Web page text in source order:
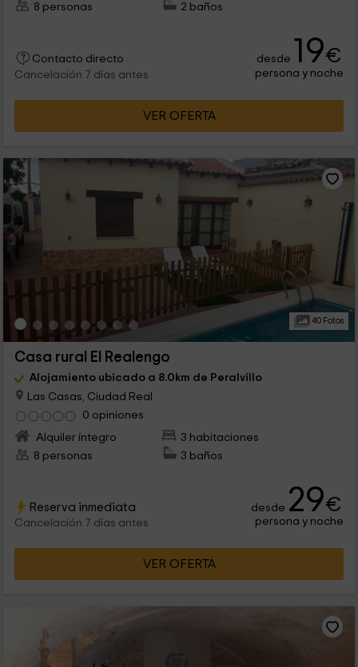
8 personas
2 baños
Contacto directo
Cancelación 7 días antes
desde 19€
persona y noche
VER OFERTA
40 Fotos
Casa rural El Realengo
Alojamiento ubicado a 8.0km de Peralvillo
Las Casas, Ciudad Real
0 opiniones
Alquiler íntegro
3 habitaciones
8 personas
3 baños
Reserva inmediata
Cancelación 7 días antes
desde 29€
persona y noche
VER OFERTA